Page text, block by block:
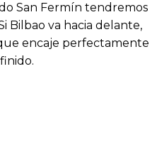
San Fermín tendremos
Bilbao va hacia delante,
encaje perfectamente